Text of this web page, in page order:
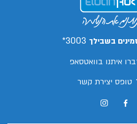
בשבילך 3003*
איתנו בוואטסאפ
טופס יצירת קשר